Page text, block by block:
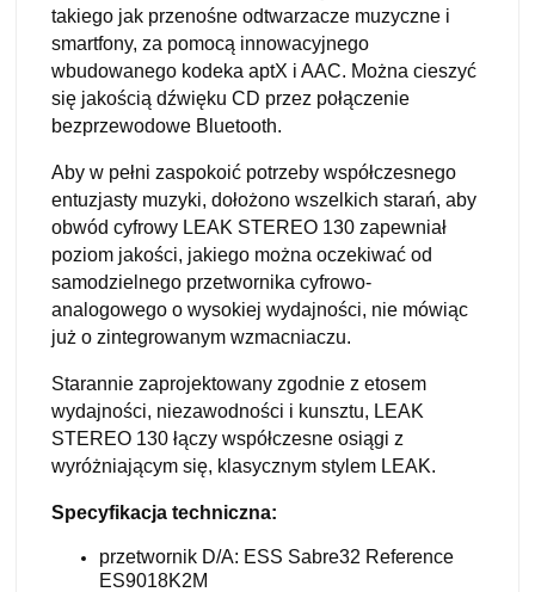
takiego jak przenośne odtwarzacze muzyczne i
smartfony, za pomocą innowacyjnego
wbudowanego kodeka aptX i AAC. Można cieszyć
się jakością dźwięku CD przez połączenie
bezprzewodowe Bluetooth.
Aby w pełni zaspokoić potrzeby współczesnego
entuzjasty muzyki, dołożono wszelkich starań, aby
obwód cyfrowy LEAK STEREO 130 zapewniał
poziom jakości, jakiego można oczekiwać od
samodzielnego przetwornika cyfrowo-
analogowego o wysokiej wydajności, nie mówiąc
już o zintegrowanym wzmacniaczu.
Starannie zaprojektowany zgodnie z etosem
wydajności, niezawodności i kunsztu, LEAK
STEREO 130 łączy współczesne osiągi z
wyróżniającym się, klasycznym stylem LEAK.
Specyfikacja techniczna:
przetwornik D/A: ESS Sabre32 Reference
ES9018K2M